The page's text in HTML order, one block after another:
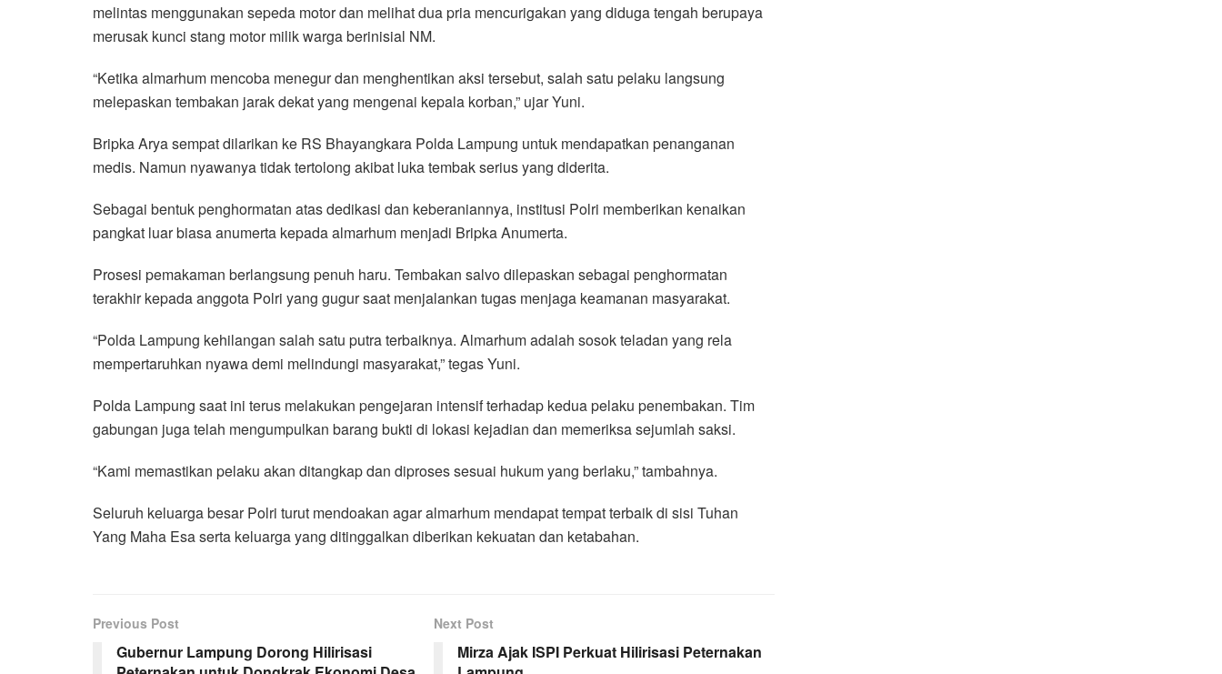
melintas menggunakan sepeda motor dan melihat dua pria mencurigakan yang diduga tengah berupaya
merusak kunci stang motor milik warga berinisial NM.
“Ketika almarhum mencoba menegur dan menghentikan aksi tersebut, salah satu pelaku langsung
melepaskan tembakan jarak dekat yang mengenai kepala korban,” ujar Yuni.
Bripka Arya sempat dilarikan ke RS Bhayangkara Polda Lampung untuk mendapatkan penanganan
medis. Namun nyawanya tidak tertolong akibat luka tembak serius yang diderita.
Sebagai bentuk penghormatan atas dedikasi dan keberaniannya, institusi Polri memberikan kenaikan
pangkat luar biasa anumerta kepada almarhum menjadi Bripka Anumerta.
Prosesi pemakaman berlangsung penuh haru. Tembakan salvo dilepaskan sebagai penghormatan
terakhir kepada anggota Polri yang gugur saat menjalankan tugas menjaga keamanan masyarakat.
“Polda Lampung kehilangan salah satu putra terbaiknya. Almarhum adalah sosok teladan yang rela
mempertaruhkan nyawa demi melindungi masyarakat,” tegas Yuni.
Polda Lampung saat ini terus melakukan pengejaran intensif terhadap kedua pelaku penembakan. Tim
gabungan juga telah mengumpulkan barang bukti di lokasi kejadian dan memeriksa sejumlah saksi.
“Kami memastikan pelaku akan ditangkap dan diproses sesuai hukum yang berlaku,” tambahnya.
Seluruh keluarga besar Polri turut mendoakan agar almarhum mendapat tempat terbaik di sisi Tuhan
Yang Maha Esa serta keluarga yang ditinggalkan diberikan kekuatan dan ketabahan.
Previous Post
Gubernur Lampung Dorong Hilirisasi
Next Post
Mirza Ajak ISPI Perkuat Hilirisasi Peternakan